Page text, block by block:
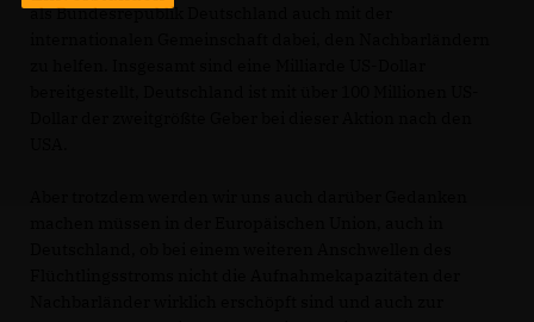
als Bundesrepublik Deutschland auch mit der